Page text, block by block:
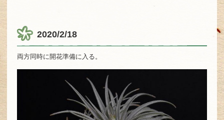
2020/2/18
両方同時に開花準備に入る。